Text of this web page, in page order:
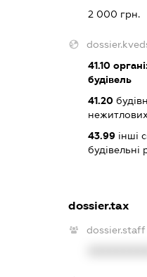
2 000 грн.
41.10
будівель
41.20
43.99інші
будівельні
dossier.tax
dossier.staff